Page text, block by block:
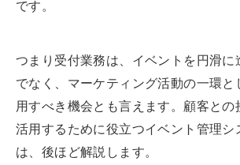
です。
つまり受付業務は、イベントを円滑に
でなく、マーケティング活動の一環と
用すべき機会とも言えます。顧客との
活用するために役立つイベント管理シ
は、後ほど解説します。